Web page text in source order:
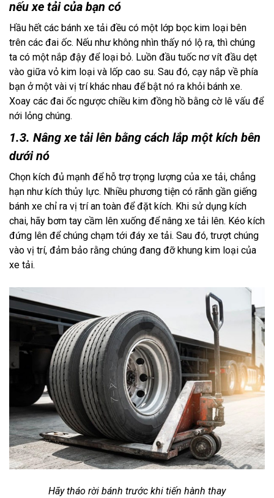
nếu xe tải của bạn có
Hầu hết các bánh xe tải đều có một lớp bọc kim loại bên
trên các đai ốc. Nếu như không nhìn thấy nó lộ ra, thì chúng
ta có một nắp đậy để loại bỏ. Luồn đầu tuốc nơ vít đầu dẹt
vào giữa vỏ kim loại và lốp cao su. Sau đó, cạy nắp về phía
bạn ở một vài vị trí khác nhau để bật nó ra khỏi bánh xe.
Xoay các đai ốc ngược chiều kim đồng hồ bằng cờ lê vấu để
nới lỏng chúng.
1.3. Nâng xe tải lên bằng cách lắp một kích bên
dưới nó
Chọn kích đủ mạnh để hỗ trợ trọng lượng của xe tải, chẳng
hạn như kích thủy lực. Nhiều phương tiện có rãnh gần giếng
bánh xe chỉ ra vị trí an toàn để đặt kích. Khi sử dụng kích
chai, hãy bơm tay cầm lên xuống để nâng xe tải lên. Kéo kích
đứng lên để chúng chạm tới đáy xe tải. Sau đó, trượt chúng
vào vị trí, đảm bảo rằng chúng đang đỡ khung kim loại của
xe tải.
Hãy tháo rời bánh trước khi tiến hành thay